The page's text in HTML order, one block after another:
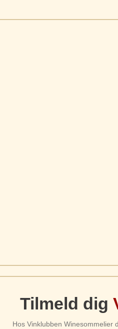
Tilmeld dig
Hos Vinklubben Winesommelier